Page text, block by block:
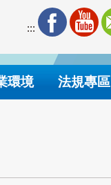
:::
環境 法規專區